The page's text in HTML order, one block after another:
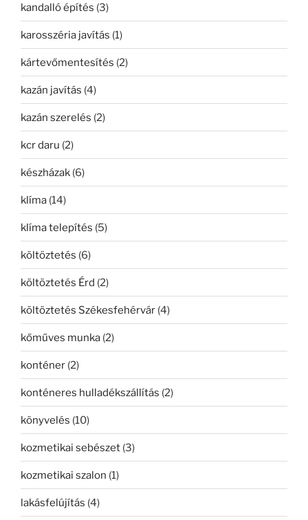
kandalló építés (3)
karosszéria javítás (1)
kártevőmentesítés (2)
kazán javítás (4)
kazán szerelés (2)
kcr daru (2)
készházak (6)
klíma (14)
klíma telepítés (5)
költöztetés (6)
költöztetés Érd (2)
költöztetés Székesfehérvár (4)
kőműves munka (2)
konténer (2)
konténeres hulladékszállítás (2)
könyvelés (10)
kozmetikai sebészet (3)
kozmetikai szalon (1)
lakásfelújítás (4)